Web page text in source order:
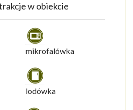
w obiekcie
mikrofalówka
lodówka